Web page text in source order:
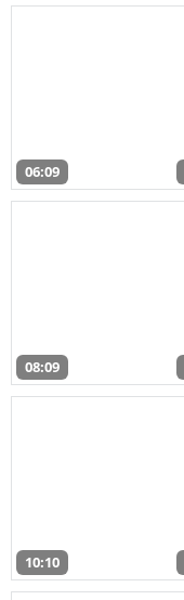
06:09
08:09
10:10